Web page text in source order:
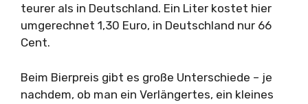
teurer als in Deutschland. Ein Liter kostet hier
umgerechnet 1,30 Euro, in Deutschland nur 66
Cent.
Beim Bierpreis gibt es große Unterschiede – je
nachdem, ob man ein Verlängertes, ein kleines